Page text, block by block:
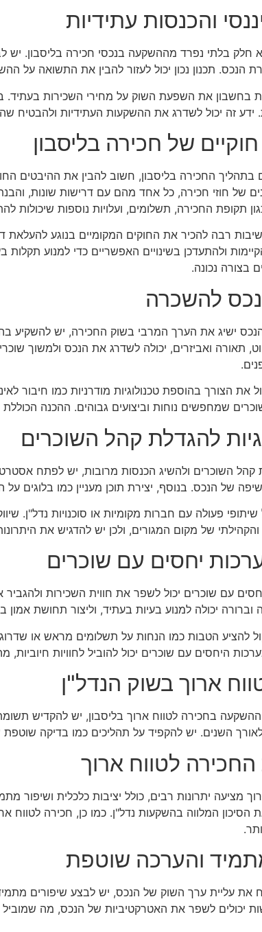
והכנסות עתידיות
חלק בלתי נפרד מההשקעה בנכסי חכירה בליסבון. יש
הנכס. תכנון נכון יכול לעזור להבין את התשואה על
בחשבון את השפעת השוק על מחירי השכירות בעתיד.
ידע זה יכול לשדרג את ההשקעות העתידיות ולהבטיח
של חכירה בליסבון
בתהליך החכירה בליסבון, חשוב להבין את ההיבטים
של חוזי חכירה, כל אחד מהם עם דרישות שונות,
תקופת החכירה, תשלומים, ועלויות נוספות שיכולות
רבה להכיר את החוקים המקומיים בנוגע להעלאת
ולהתעדכן בשינויים האפשריים כדי למנוע
בצורה נכונה.
להשכרה
ישיג את הערך המרבי בשוק החכירה, יש להשקיע
תאורה ואביזרים, יכולה לשדרג את הנכס ולמשוך
את הצורך בהוספת טכנולוגיות מודרניות כמו חיבור
שמחפשים נוחות וביצועים גבוהים. ההכנה
להגדלת קהל השוכרים
השוכרים ולהשיג הכנסות מרובות, יש לפתח
של הנכס. בנוסף, יצירת תוכן מעניין כמו בלוגים
פעולה עם חברות מקומיות או סוכנויות נדל"ן.
של מקום המגורים, ולכן יש להדגיש את
יחסים עם שוכרים
עם שוכרים יכול לשפר את חווית השכירות
יכולה למנוע בעיות בעתיד, וליצור תחושת
להציע הטבות כמו הנחות על תשלומים מראש או
היחסים עם שוכרים יכול להוביל לחוויות
ארוך בשוק הנדל"ן
בחכירה לטווח ארוך בליסבון, יש להקדיש
השנים. יש להקפיד על תהליכים כמו בדיקה
לטווח ארוך
מציעה יתרונות רבים, כולל יציבות כלכלית ושיפור
המלווה בהשקעות נדל"ן. כמו כן, חכירה לטווח
והערכה שוטפת
את עליית ערך השוק של הנכס, יש לבצע שיפורים
יכולים לשפר את האטרקטיביות של הנכס, מה